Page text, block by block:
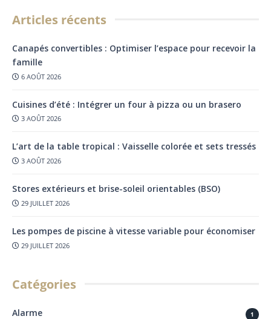
Articles récents
Canapés convertibles : Optimiser l’espace pour recevoir la
famille
6 AOÛT 2026
Cuisines d’été : Intégrer un four à pizza ou un brasero
3 AOÛT 2026
L’art de la table tropical : Vaisselle colorée et sets tressés
3 AOÛT 2026
Stores extérieurs et brise-soleil orientables (BSO)
29 JUILLET 2026
Les pompes de piscine à vitesse variable pour économiser
29 JUILLET 2026
Catégories
Alarme 1